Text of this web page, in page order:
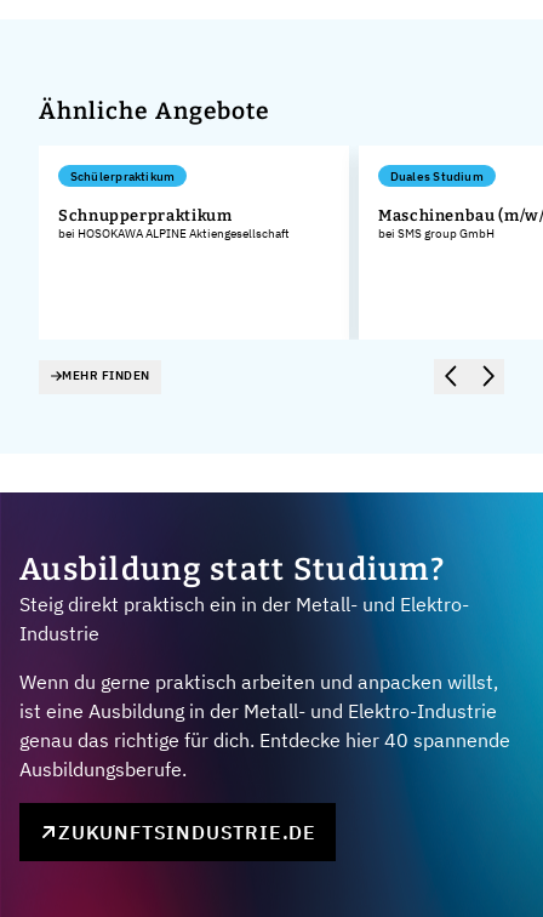
Ähnliche Angebote
Schülerpraktikum
Schnupperpraktikum
bei HOSOKAWA ALPINE Aktiengesellschaft
Duales Studium
Maschinenbau (m/
bei SMS group GmbH
MEHR FINDEN
Ausbildung statt Studium?
Steig direkt praktisch ein in der Metall- und Elektro-
Industrie
Wenn du gerne praktisch arbeiten und anpacken willst,
ist eine Ausbildung in der Metall- und Elektro-Industrie
genau das richtige für dich. Entdecke hier 40 spannende
Ausbildungsberufe.
ZUKUNFTSINDUSTRIE.DE